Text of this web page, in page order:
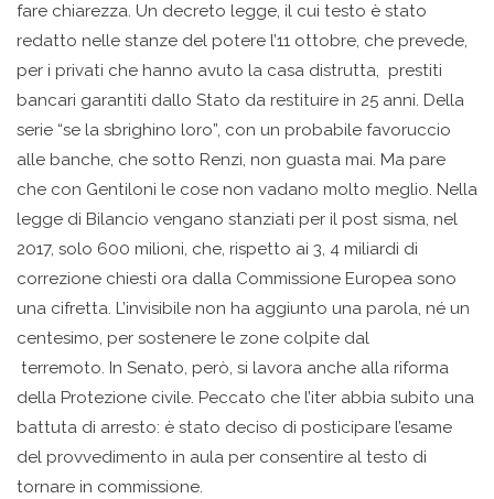
fare chiarezza. Un decreto legge, il cui testo è stato
redatto nelle stanze del potere l’11 ottobre, che prevede,
per i privati che hanno avuto la casa distrutta, prestiti
bancari garantiti dallo Stato da restituire in 25 anni. Della
serie “se la sbrighino loro”, con un probabile favoruccio
alle banche, che sotto Renzi, non guasta mai. Ma pare
che con Gentiloni le cose non vadano molto meglio. Nella
legge di Bilancio vengano stanziati per il post sisma, nel
2017, solo 600 milioni, che, rispetto ai 3, 4 miliardi di
correzione chiesti ora dalla Commissione Europea sono
una cifretta. L’invisibile non ha aggiunto una parola, né un
centesimo, per sostenere le zone colpite dal
terremoto. In Senato, però, si lavora anche alla riforma
della Protezione civile. Peccato che l’iter abbia subito una
battuta di arresto: è stato deciso di posticipare l’esame
del provvedimento in aula per consentire al testo di
tornare in commissione.